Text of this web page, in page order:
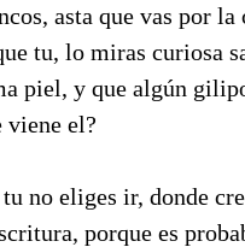
asta que vas por
tu, lo miras curiosa
piel, y que algún
viene el?
no eliges ir, donde
porque es